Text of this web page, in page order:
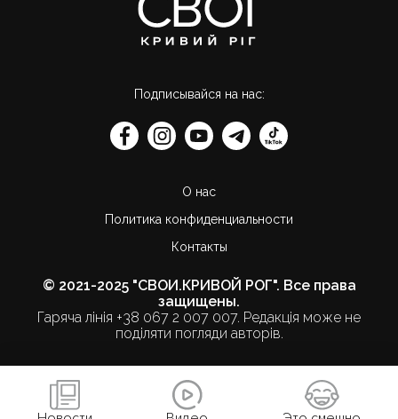
© 2021-2025 "СВОИ.КРИВОЙ РОГ". Все права
защищены.
Гаряча лінія +38 067 2 007 007. Редакція може не
поділяти погляди авторів.
О нас
Политика конфиденциальности
Контакты
Подписывайся на нас: